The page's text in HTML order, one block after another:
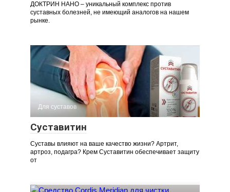
ДОКТРИН НАНО – уникальный комплекс против
суставных болезней, не имеющий аналогов на нашем
рынке.
Для суставов
Суставитин
Суставы влияют на ваше качество жизни? Артрит,
артроз, подагра? Крем Суставитин обеспечивает защиту
от